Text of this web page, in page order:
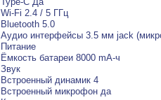
Wi-Fi 2.4 / 5 ГГц
Bluetooth 5.0
Аудио интерфейсы 3.5 мм jack
Питание
Ёмкость батареи 8000 mA-ч
Звук
Встроенный динамик 4
Встроенный микрофон да